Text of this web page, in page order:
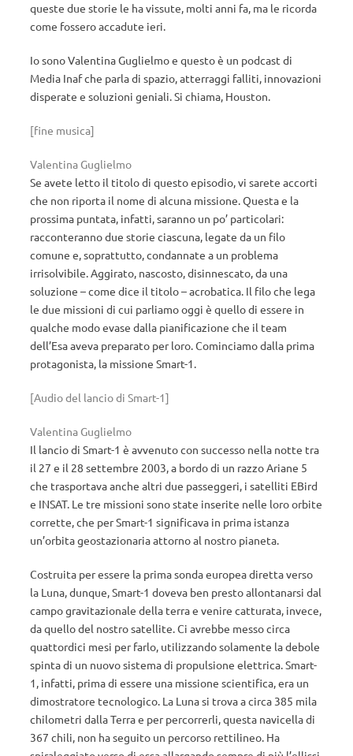
queste due storie le ha vissute, molti anni fa, ma le ricorda
come fossero accadute ieri.
Io sono Valentina Guglielmo e questo è un podcast di
Media Inaf che parla di spazio, atterraggi falliti, innovazioni
disperate e soluzioni geniali. Si chiama, Houston.
[fine musica]
Valentina Guglielmo
Se avete letto il titolo di questo episodio, vi sarete accorti
che non riporta il nome di alcuna missione. Questa e la
prossima puntata, infatti, saranno un po’ particolari:
racconteranno due storie ciascuna, legate da un filo
comune e, soprattutto, condannate a un problema
irrisolvibile. Aggirato, nascosto, disinnescato, da una
soluzione – come dice il titolo – acrobatica. Il filo che lega
le due missioni di cui parliamo oggi è quello di essere in
qualche modo evase dalla pianificazione che il team
dell’Esa aveva preparato per loro. Cominciamo dalla prima
protagonista, la missione Smart-1.
[Audio del lancio di Smart-1]
Valentina Guglielmo
Il lancio di Smart-1 è avvenuto con successo nella notte tra
il 27 e il 28 settembre 2003, a bordo di un razzo Ariane 5
che trasportava anche altri due passeggeri, i satelliti EBird
e INSAT. Le tre missioni sono state inserite nelle loro orbite
corrette, che per Smart-1 significava in prima istanza
un’orbita geostazionaria attorno al nostro pianeta.
Costruita per essere la prima sonda europea diretta verso
la Luna, dunque, Smart-1 doveva ben presto allontanarsi dal
campo gravitazionale della terra e venire catturata, invece,
da quello del nostro satellite. Ci avrebbe messo circa
quattordici mesi per farlo, utilizzando solamente la debole
spinta di un nuovo sistema di propulsione elettrica. Smart-
1, infatti, prima di essere una missione scientifica, era un
dimostratore tecnologico. La Luna si trova a circa 385 mila
chilometri dalla Terra e per percorrerli, questa navicella di
367 chili, non ha seguito un percorso rettilineo. Ha